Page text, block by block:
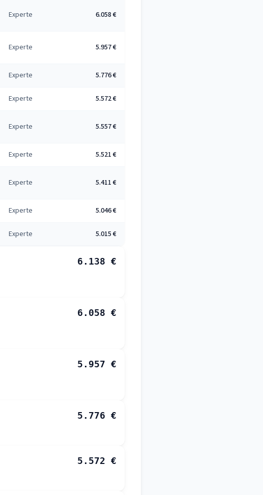
Experte 6.058 €
Experte 5.957 €
Experte 5.776 €
Experte 5.572 €
Experte 5.557 €
Experte 5.521 €
Experte 5.411 €
Experte 5.046 €
Experte 5.015 €
6.138 €
6.058 €
5.957 €
5.776 €
5.572 €